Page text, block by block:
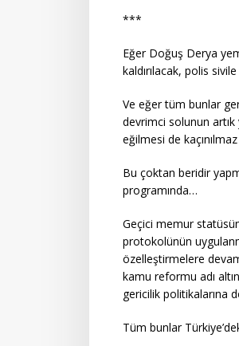
***
Eğer Doğuş Derya
kaldırılacak, polis
Ve eğer tüm bunlar
devrimci solunun
eğilmesi de
Bu çoktan beridir
programında…
Geçici memur
protokolünün
özelleştirmelere
kamu reformu adı
gericilik politikalarına
Tüm bunlar